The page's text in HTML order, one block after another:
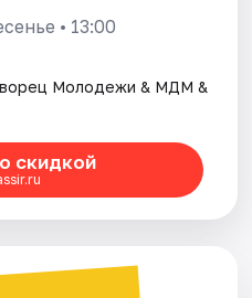
• 13:00
Молодежи & МДМ &
скидкой